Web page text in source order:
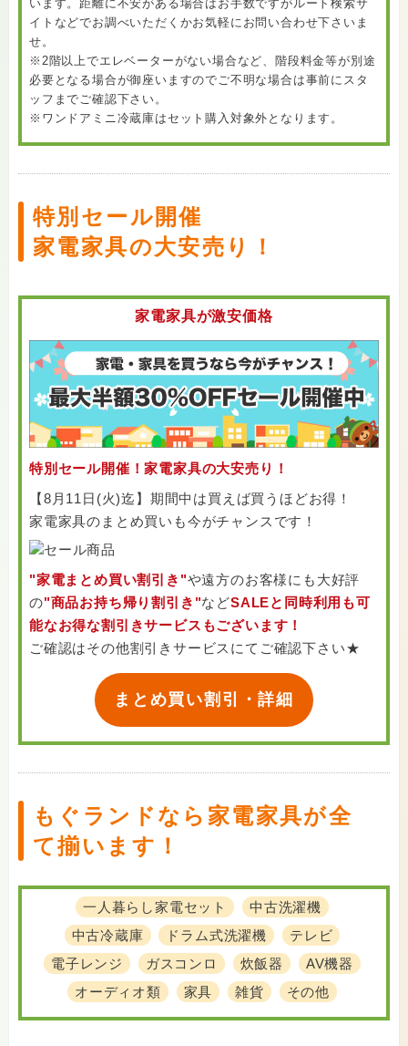
います。距離に不安がある場合はお手数ですがルート検索サ
イトなどでお調べいただくかお気軽にお問い合わせ下さいま
せ。
※2階以上でエレベーターがない場合など、階段料金等が別途
必要となる場合が御座いますのでご不明な場合は事前にスタ
ッフまでご確認下さい。
※ワンドアミニ冷蔵庫はセット購入対象外となります。
特別セール開催
家電家具の大安売り！
家電家具が激安価格
特別セール開催！家電家具の大安売り！
【8月11日(火)迄】期間中は買えば買うほどお得！
家電家具のまとめ買いも今がチャンスです！
"家電まとめ買い割引き"や遠方のお客様にも大好評
の"商品お持ち帰り割引き"などSALEと同時利用も可
能なお得な割引きサービスもございます！
ご確認はその他割引きサービスにてご確認下さい★
まとめ買い割引・詳細
もぐランドなら家電家具が全
て揃います！
一人暮らし家電セット
中古洗濯機
中古冷蔵庫
ドラム式洗濯機
テレビ
電子レンジ
ガスコンロ 炊飯器
AV機器
オーディオ類
家具 雑貨 その他